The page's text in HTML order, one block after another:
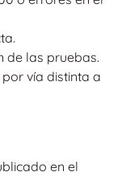
de las pruebas.
vía distinta a
en el